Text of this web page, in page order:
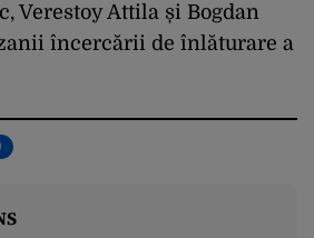
Verestoy Attila și Bogdan
încercării de înlăturare a